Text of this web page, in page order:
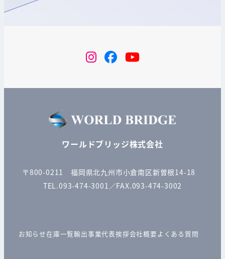
instagram
FacebookYouTube
ワールドブリッジ株式会社
〒800-0211 福岡県北九州市小倉南区新曽根14-18
TEL.093-474-3001／FAX.093-474-3002
お知らせ在庫一覧輸出事業代表挨拶会社概要よくある質問